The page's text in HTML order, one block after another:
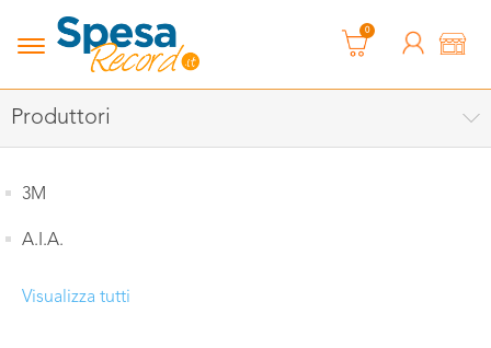
0
Produttori
3M
A.I.A.
Visualizza tutti